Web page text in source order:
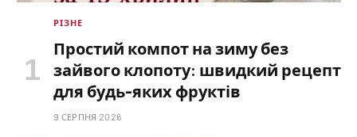
РІЗНЕ
Простий компот на зиму без
зайвого клопоту: швидкий рецепт
для будь-яких фруктів
9 СЕРПНЯ 2026